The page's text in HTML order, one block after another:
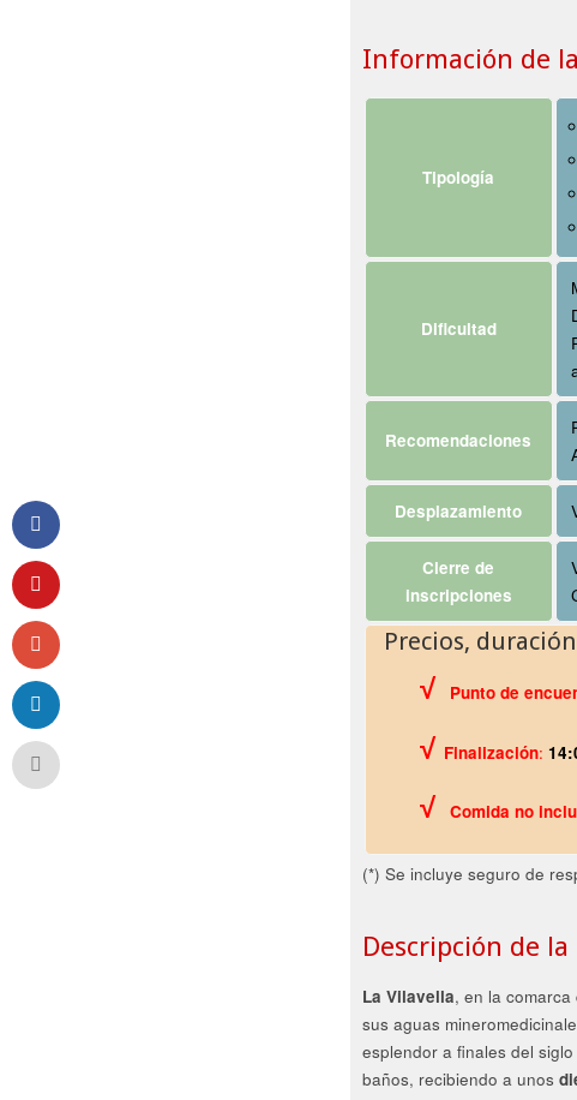
Información de
Tipología
Dificultad
Recomendaciones
Desplazamiento
Cierre de
inscripciones
Precios,
√ Punto de
√ Finalización:
√ Comida no
(*) Se incluye seguro de
Descripción de
La Vilavella, en la
sus aguas
esplendor a finales del
baños, recibiendo a unos